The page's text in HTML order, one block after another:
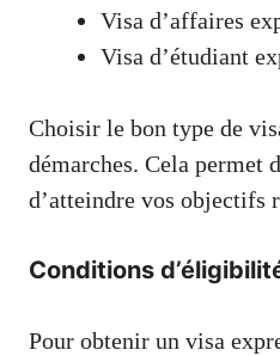
Visa d’affaires
Visa d’étudiant
Choisir le bon type de
démarches. Cela permet
d’atteindre vos objectifs
Conditions
Pour obtenir un visa